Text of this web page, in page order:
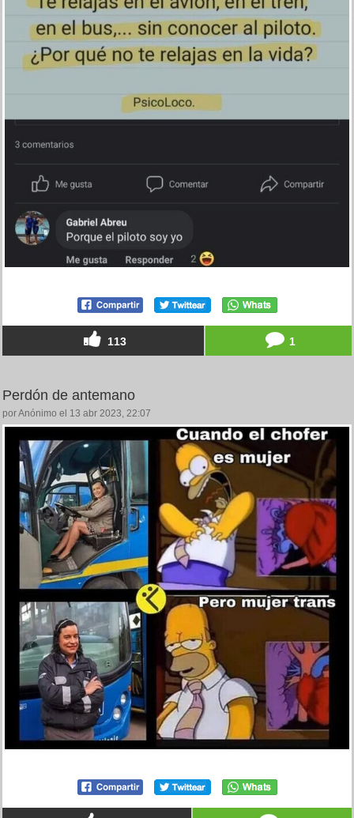
113 1
Perdón de antemano
por Anónimo el 13 abr 2023, 22:07